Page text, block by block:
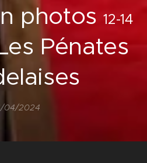
photos12-14
Pénates
04/2024